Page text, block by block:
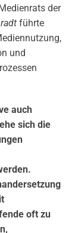
der
führte
und
auch
sich die
oft zu